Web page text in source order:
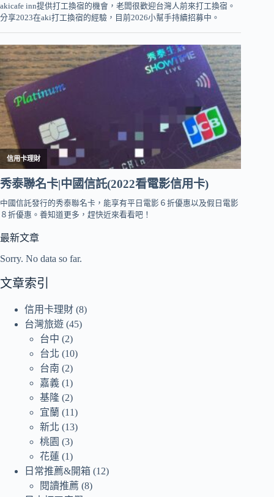
最新文章
Sorry. No data so far.
文章索引
信用卡理財 (8)
台灣旅遊 (45)
台中 (2)
台北 (10)
台南 (2)
嘉義 (1)
基隆 (2)
宜蘭 (11)
新北 (13)
桃園 (3)
花蓮 (1)
日常推薦&開箱 (12)
閱讀推薦 (8)